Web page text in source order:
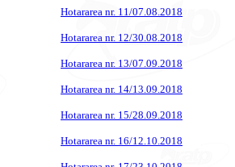
Hotararea nr. 11/07.08.2018
Hotararea nr. 12/30.08.2018
Hotararea nr. 13/07.09.2018
Hotararea nr. 14/13.09.2018
Hotararea nr. 15/28.09.2018
Hotararea nr. 16/12.10.2018